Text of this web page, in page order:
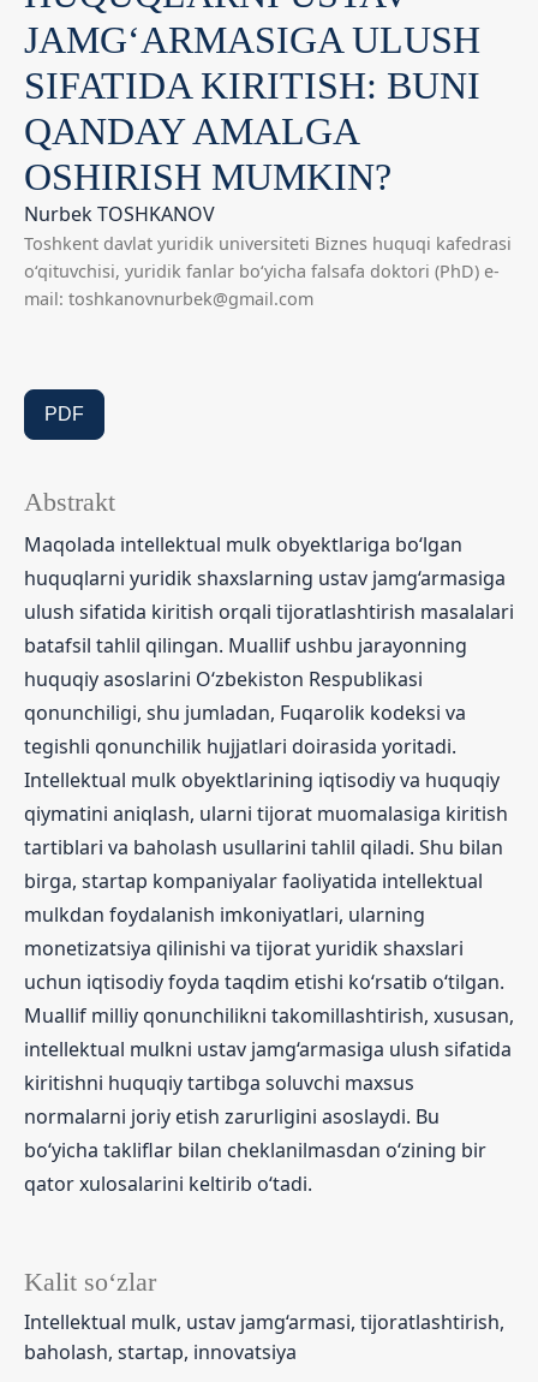
JAMG‘ARMASIGA ULUSH
SIFATIDA KIRITISH: BUNI
QANDAY AMALGA
OSHIRISH MUMKIN?
Nurbek TOSHKANOV
Toshkent davlat yuridik universiteti Biznes huquqi kafedrasi
o‘qituvchisi, yuridik fanlar bo‘yicha falsafa doktori (PhD) e-
mail: toshkanovnurbek@gmail.com
PDF
Kalit so‘zlar
Intellektual mulk, ustav jamg‘armasi, tijoratlashtirish,
baholash, startap, innovatsiya
Abstrakt
Maqolada intellektual mulk obyektlariga bo‘lgan
huquqlarni yuridik shaxslarning ustav jamg‘armasiga
ulush sifatida kiritish orqali tijoratlashtirish masalalari
batafsil tahlil qilingan. Muallif ushbu jarayonning
huquqiy asoslarini O‘zbekiston Respublikasi
qonunchiligi, shu jumladan, Fuqarolik kodeksi va
tegishli qonunchilik hujjatlari doirasida yoritadi.
Intellektual mulk obyektlarining iqtisodiy va huquqiy
qiymatini aniqlash, ularni tijorat muomalasiga kiritish
tartiblari va baholash usullarini tahlil qiladi. Shu bilan
birga, startap kompaniyalar faoliyatida intellektual
mulkdan foydalanish imkoniyatlari, ularning
monetizatsiya qilinishi va tijorat yuridik shaxslari
uchun iqtisodiy foyda taqdim etishi ko‘rsatib o‘tilgan.
Muallif milliy qonunchilikni takomillashtirish, xususan,
intellektual mulkni ustav jamg‘armasiga ulush sifatida
kiritishni huquqiy tartibga soluvchi maxsus
normalarni joriy etish zarurligini asoslaydi. Bu
bo‘yicha takliflar bilan cheklanilmasdan o‘zining bir
qator xulosalarini keltirib o‘tadi.